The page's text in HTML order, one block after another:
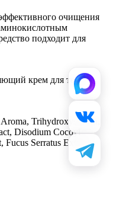
очищения
подходит для
крем для тела.
Trihydroxystearin,
Disodium Cocoyl
Serratus Extract,